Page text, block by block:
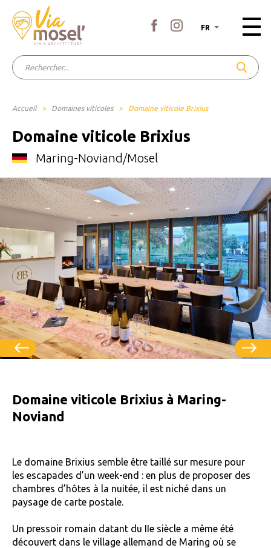
FR
Accueil > Domaines viticoles > Domaine viticole Brixius
Domaine viticole Brixius
Maring-Noviand/Mosel
Domaine viticole Brixius à Maring-
Noviand
Le domaine Brixius semble être taillé sur mesure pour
les escapades d’un week-end : en plus de proposer des
chambres d’hôtes à la nuitée, il est niché dans un
paysage de carte postale.
Un pressoir romain datant du IIe siècle a même été
découvert dans le village allemand de Maring où se